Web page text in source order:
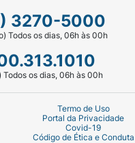
3270-5000
Todos os dias, 06h às 00h
Todos os dias, 06h às 00h
Termo de Uso
Portal da Privacidade
Covid-19
Código de Ética e Conduta